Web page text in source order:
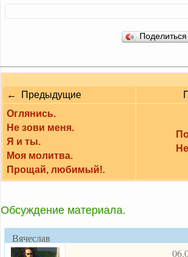
← Предыдущие
Оглянись.
Не зови меня.
Я и ты.
Моя молитва.
Прощай, любимый!.
Обсуждение материала.
Вячеслав